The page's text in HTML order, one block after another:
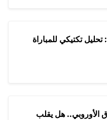
تكتيكي للمباراة
الأوروبي.. هل يقلب